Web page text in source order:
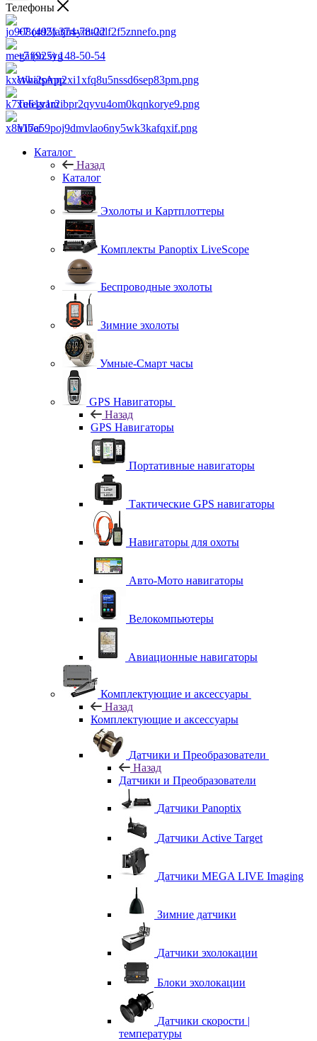
Телефоны
+7 (495) 374-78-22
+7 (925) 148-50-54
WhatsApp
Telegram
Viber
Каталог
Назад
Каталог
Эхолоты и Картплоттеры
Комплекты Panoptix LiveScope
Беспроводные эхолоты
Зимние эхолоты
Умные-Смарт часы
GPS Навигаторы
Назад
GPS Навигаторы
Портативные навигаторы
Тактические GPS навигаторы
Навигаторы для охоты
Авто-Мото навигаторы
Велокомпьютеры
Авиационные навигаторы
Комплектующие и аксессуары
Назад
Комплектующие и аксессуары
Датчики и Преобразователи
Назад
Датчики и Преобразователи
Датчики Panoptix
Датчики Active Target
Датчики MEGA LIVE Imaging
Зимние датчики
Датчики эхолокации
Блоки эхолокации
Датчики скорости |
температуры